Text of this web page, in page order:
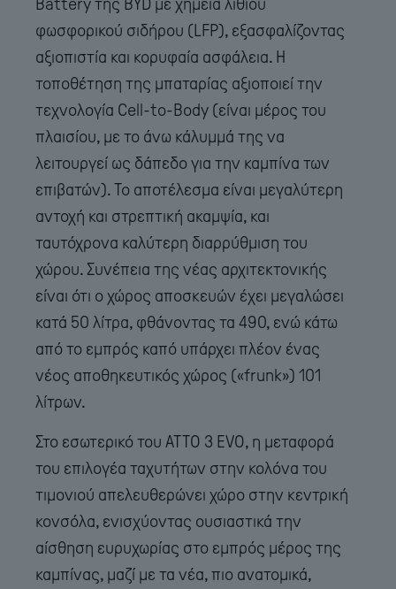
φωσφορικού σιδήρου (LFP), εξασφαλίζοντας
αξιοπιστία και κορυφαία ασφάλεια. Η
τοποθέτηση της μπαταρίας αξιοποιεί την
τεχνολογία Cell-to-Body (είναι μέρος του
πλαισίου, με το άνω κάλυμμά της να
λειτουργεί ως δάπεδο για την καμπίνα των
επιβατών). Το αποτέλεσμα είναι μεγαλύτερη
αντοχή και στρεπτική ακαμψία, και
ταυτόχρονα καλύτερη διαρρύθμιση του
χώρου. Συνέπεια της νέας αρχιτεκτονικής
είναι ότι ο χώρος αποσκευών έχει μεγαλώσει
κατά 50 λίτρα, φθάνοντας τα 490, ενώ κάτω
από το εμπρός καπό υπάρχει πλέον ένας
νέος αποθηκευτικός χώρος («frunk») 101
λίτρων.
Στο εσωτερικό του ATTO 3 EVO, η μεταφορά
του επιλογέα ταχυτήτων στην κολόνα του
τιμονιού απελευθερώνει χώρο στην κεντρική
κονσόλα, ενισχύοντας ουσιαστικά την
αίσθηση ευρυχωρίας στο εμπρός μέρος της
καμπίνας, μαζί με τα νέα, πιο ανατομικά,